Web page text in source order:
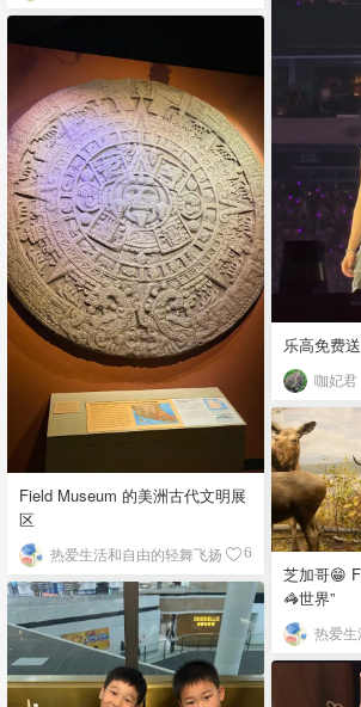
乐高免费
咖妃君
Field Museum 的美洲古代文明展
区
热爱生活和自由的轻舞飞扬 6
芝加哥😁
🦓世界”
热爱